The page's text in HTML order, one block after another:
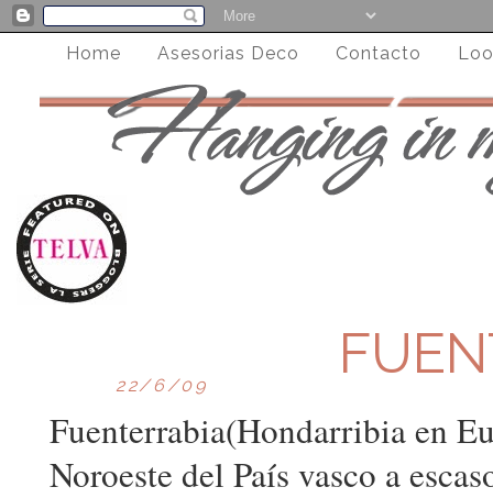
Home Asesorias Deco Contacto
22/6/09
Fuenterrabia(Hondarribia en
Noroeste del País vasco a